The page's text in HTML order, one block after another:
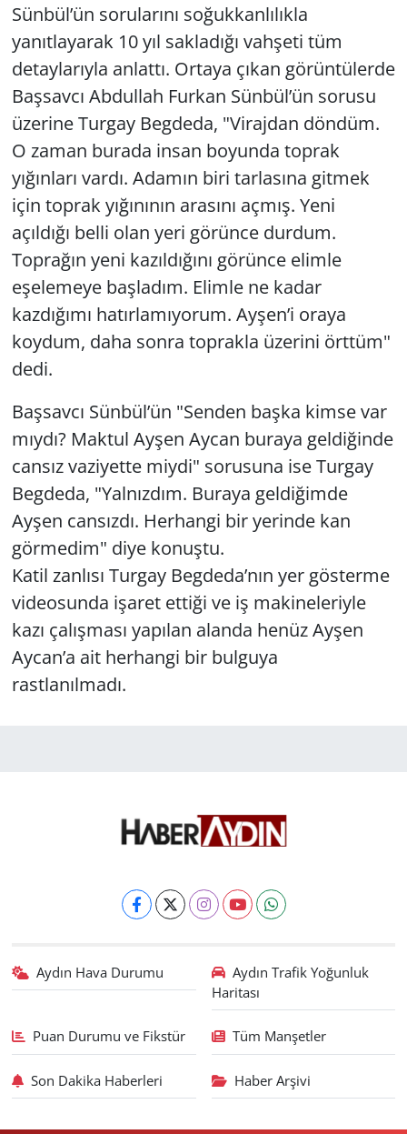
Sünbül’ün sorularını soğukkanlılıkla
yanıtlayarak 10 yıl sakladığı vahşeti tüm
detaylarıyla anlattı. Ortaya çıkan görüntülerde
Başsavcı Abdullah Furkan Sünbül’ün sorusu
üzerine Turgay Begdeda, "Virajdan döndüm.
O zaman burada insan boyunda toprak
yığınları vardı. Adamın biri tarlasına gitmek
için toprak yığınının arasını açmış. Yeni
açıldığı belli olan yeri görünce durdum.
Toprağın yeni kazıldığını görünce elimle
eşelemeye başladım. Elimle ne kadar
kazdığımı hatırlamıyorum. Ayşen’i oraya
koydum, daha sonra toprakla üzerini örttüm"
dedi.
Başsavcı Sünbül’ün "Senden başka kimse var
mıydı? Maktul Ayşen Aycan buraya geldiğinde
cansız vaziyette miydi" sorusuna ise Turgay
Begdeda, "Yalnızdım. Buraya geldiğimde
Ayşen cansızdı. Herhangi bir yerinde kan
görmedim" diye konuştu.
Katil zanlısı Turgay Begdeda’nın yer gösterme
videosunda işaret ettiği ve iş makineleriyle
kazı çalışması yapılan alanda henüz Ayşen
Aycan’a ait herhangi bir bulguya
rastlanılmadı.
Aydın Hava Durumu
Aydın Trafik Yoğunluk
Haritası
Puan Durumu ve Fikstür Tüm Manşetler
Son Dakika Haberleri Haber Arşivi